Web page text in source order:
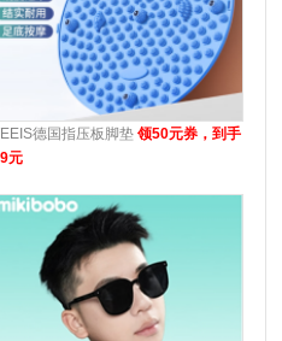
德国指压板脚垫 领50元券，到手
元